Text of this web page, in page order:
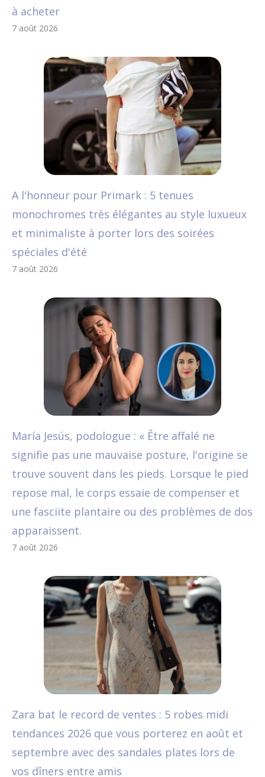
à acheter
7 août 2026
A l'honneur pour Primark : 5 tenues
monochromes très élégantes au style luxueux
et minimaliste à porter lors des soirées
spéciales d'été
7 août 2026
María Jesús, podologue : « Être affalé ne
signifie pas une mauvaise posture, l'origine se
trouve souvent dans les pieds. Lorsque le pied
repose mal, le corps essaie de compenser et
une fasciite plantaire ou des problèmes de dos
apparaissent.
7 août 2026
Zara bat le record de ventes : 5 robes midi
tendances 2026 que vous porterez en août et
septembre avec des sandales plates lors de
vos dîners entre amis